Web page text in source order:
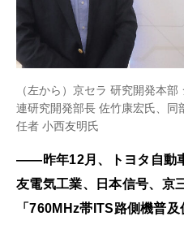
（左から）京セラ 研究開発本
連研究開発部長 佐竹康宏氏、
任者 小西友明氏
——昨年12月、トヨタ自動
友電気工業、日本信号、京
「760MHz帯ITS路側機普